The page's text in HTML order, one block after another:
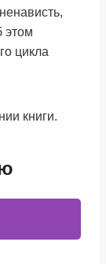
этом
цикла
книги.